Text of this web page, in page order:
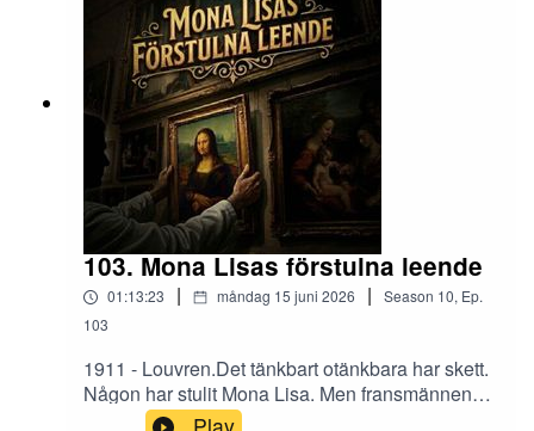
• Salongsberusad Historia
103. Mona Lisas förstulna leende
01:13:23 | måndag 15 juni 2026 | Season 10, Ep.
103
1911 - Louvren.Det tänkbart otänkbara har skett.
Någon har stulit Mona Lisa. Men fransmännen
känner sig självsäkra. Nationen har ett äss i